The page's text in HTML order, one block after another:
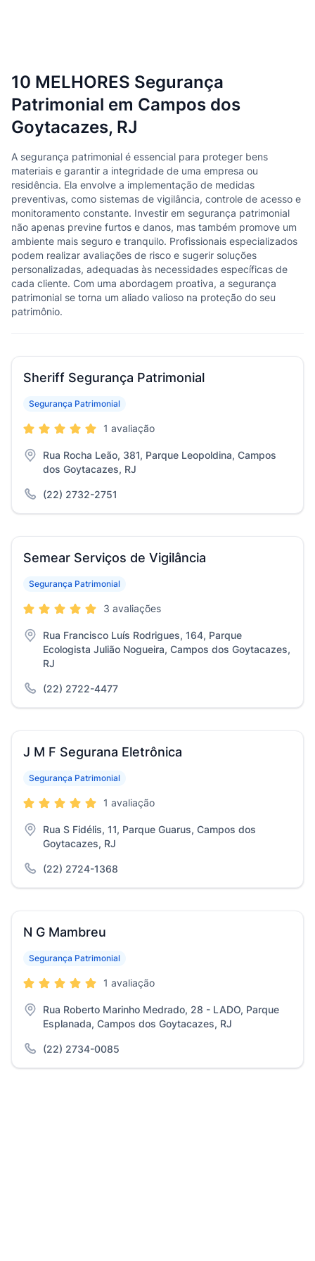
10 MELHORES Segurança
Patrimonial em Campos dos
Goytacazes, RJ
A segurança patrimonial é essencial para proteger bens
materiais e garantir a integridade de uma empresa ou
residência. Ela envolve a implementação de medidas
preventivas, como sistemas de vigilância, controle de acesso e
monitoramento constante. Investir em segurança patrimonial
não apenas previne furtos e danos, mas também promove um
ambiente mais seguro e tranquilo. Profissionais especializados
podem realizar avaliações de risco e sugerir soluções
personalizadas, adequadas às necessidades específicas de
cada cliente. Com uma abordagem proativa, a segurança
patrimonial se torna um aliado valioso na proteção do seu
patrimônio.
Sheriff Segurança Patrimonial
Segurança Patrimonial
1 avaliação
Rua Rocha Leão, 381, Parque Leopoldina, Campos
dos Goytacazes, RJ
(22) 2732-2751
Semear Serviços de Vigilância
Segurança Patrimonial
3 avaliações
Rua Francisco Luís Rodrigues, 164, Parque
Ecologista Julião Nogueira, Campos dos Goytacazes,
RJ
(22) 2722-4477
J M F Segurana Eletrônica
Segurança Patrimonial
1 avaliação
Rua S Fidélis, 11, Parque Guarus, Campos dos
Goytacazes, RJ
(22) 2724-1368
N G Mambreu
Segurança Patrimonial
1 avaliação
Rua Roberto Marinho Medrado, 28 - LADO, Parque
Esplanada, Campos dos Goytacazes, RJ
(22) 2734-0085